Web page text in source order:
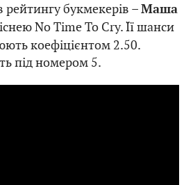
рейтингу букмекерів –Маша
No Time To Cry. Її шанси
коефіцієнтом 2.50.
під номером 5.